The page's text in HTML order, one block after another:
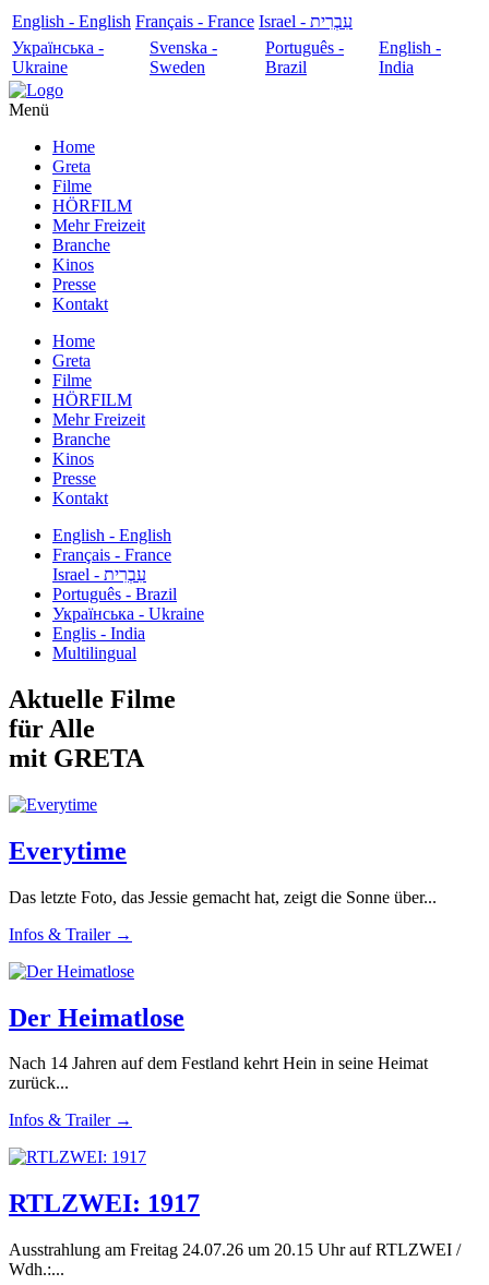
English - English Français - France
עִבְרִית - Israel
Українська -
Ukraine
Svenska -
Sweden
Português -
Brazil
English -
India
Menü
Home
Greta
Filme
HÖRFILM
Mehr Freizeit
Branche
Kinos
Presse
Kontakt
Home
Greta
Filme
HÖRFILM
Mehr Freizeit
Branche
Kinos
Presse
Kontakt
English - English
Français - France
עִבְרִית - Israel
Português - Brazil
Українська - Ukraine
Englis - India
Multilingual
Aktuelle Filme
für Alle
mit GRETA
Everytime
Das letzte Foto, das Jessie gemacht hat, zeigt die Sonne über...
Infos & Trailer →
Der Heimatlose
Nach 14 Jahren auf dem Festland kehrt Hein in seine Heimat
zurück...
Infos & Trailer →
RTLZWEI: 1917
Ausstrahlung am Freitag 24.07.26 um 20.15 Uhr auf RTLZWEI /
Wdh.:...